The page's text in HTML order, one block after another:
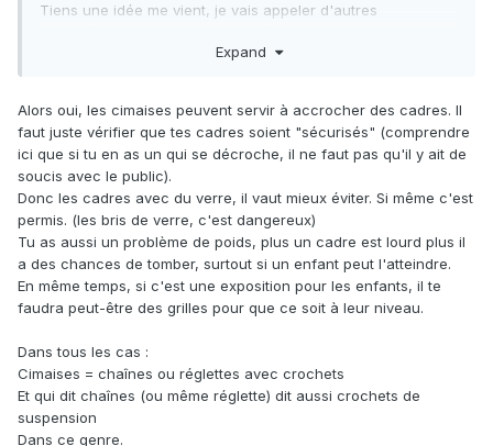
Tiens une idée me vient, je vais appeler d'autres
Expand
Alors oui, les cimaises peuvent servir à accrocher des cadres. Il
faut juste vérifier que tes cadres soient "sécurisés" (comprendre
ici que si tu en as un qui se décroche, il ne faut pas qu'il y ait de
soucis avec le public).
Donc les cadres avec du verre, il vaut mieux éviter. Si même c'est
permis. (les bris de verre, c'est dangereux)
Tu as aussi un problème de poids, plus un cadre est lourd plus il
a des chances de tomber, surtout si un enfant peut l'atteindre.
En même temps, si c'est une exposition pour les enfants, il te
faudra peut-être des grilles pour que ce soit à leur niveau.
Dans tous les cas :
Cimaises = chaînes ou réglettes avec crochets
Et qui dit chaînes (ou même réglette) dit aussi crochets de
suspension
Dans ce genre.